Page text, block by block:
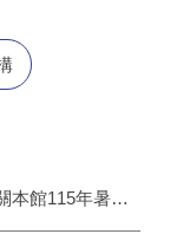
[高雄市立美術館]有關本館115年暑假暨秋季實習申請事宜